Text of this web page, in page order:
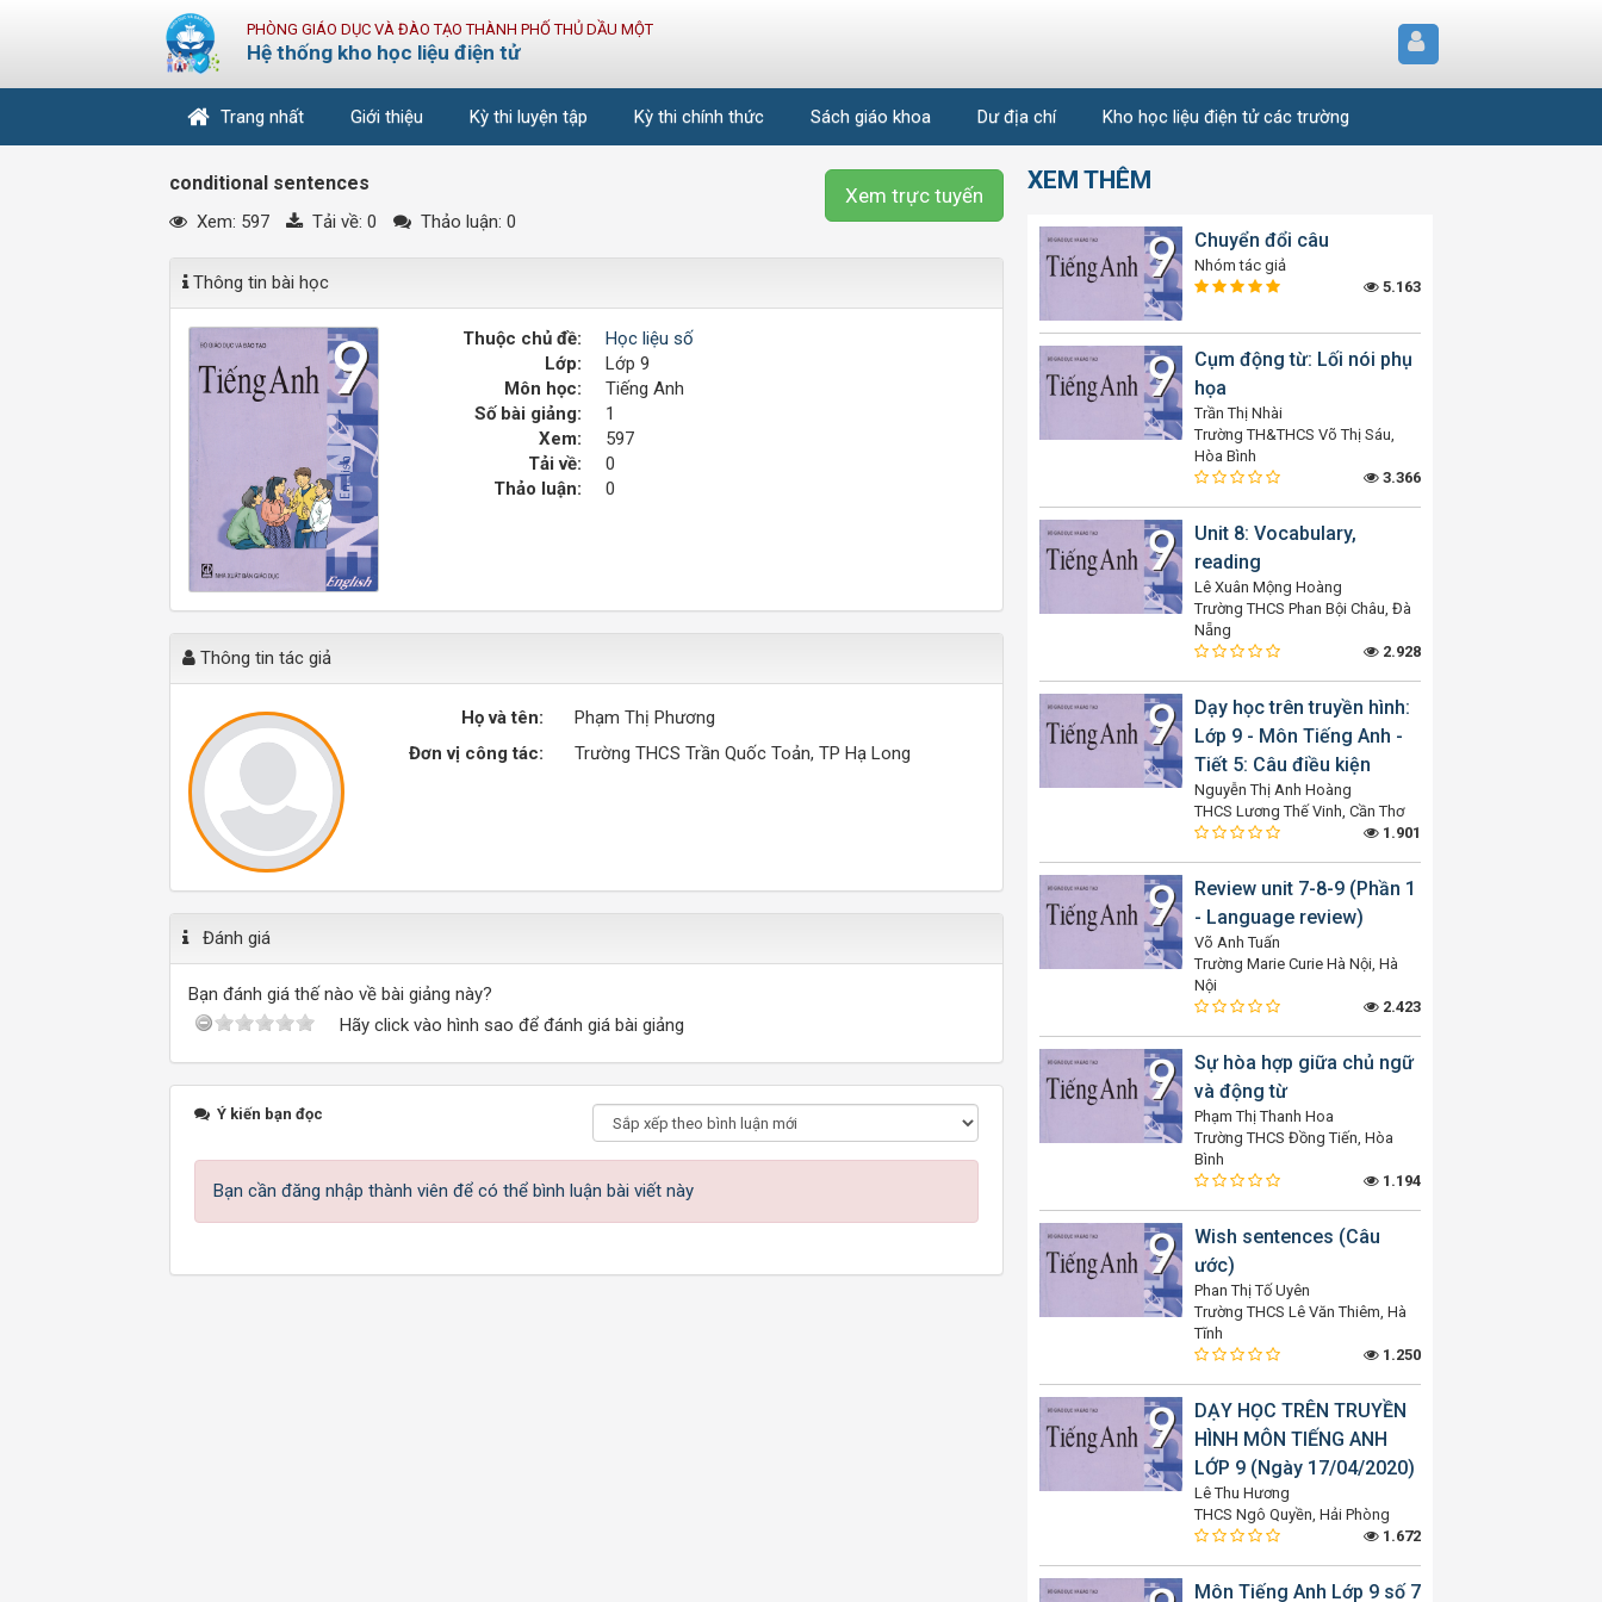
PHÒNG GIÁO DỤC VÀ ĐÀO TẠO THÀNH PHỐ THỦ DẦU MỘT
Hệ thống kho học liệu điện tử
Trang nhất Giới thiệu Kỳ thi luyện tập Kỳ thi chính thức Sách giáo khoa Dư địa chí Kho học liệu điện tử các trường
Xem trực tuyến
conditional sentences
Xem: 597 Tải về: 0 Thảo luận: 0
Thông tin bài học
Thuộc chủ đề:
Học liệu số
Lớp:
Lớp 9
Môn học:
Tiếng Anh
Số bài giảng:
1
Xem:
597
Tải về:
0
Thảo luận:
0
Thông tin tác giả
Họ và tên:
Phạm Thị Phương
Đơn vị công tác:
Trường THCS Trần Quốc Toản, TP Hạ Long
Đánh giá
Bạn đánh giá thế nào về bài giảng này?
Hãy click vào hình sao để đánh giá bài giảng
Ý kiến bạn đọc
Bạn cần đăng nhập thành viên để có thể bình luận bài viết này
XEM THÊM
Chuyển đổi câu
Nhóm tác giả
5.163
Cụm động từ: Lối nói phụ
họa
Trần Thị Nhài
Trường TH&THCS Võ Thị Sáu,
Hòa Bình
3.366
Unit 8: Vocabulary,
reading
Lê Xuân Mộng Hoàng
Trường THCS Phan Bội Châu, Đà
Nẵng
2.928
Dạy học trên truyền hình:
Lớp 9 - Môn Tiếng Anh -
Tiết 5: Câu điều kiện
Nguyễn Thị Anh Hoàng
THCS Lương Thế Vinh, Cần Thơ
1.901
Review unit 7-8-9 (Phần 1
- Language review)
Võ Anh Tuấn
Trường Marie Curie Hà Nội, Hà
Nội
2.423
Sự hòa hợp giữa chủ ngữ
và động từ
Phạm Thị Thanh Hoa
Trường THCS Đồng Tiến, Hòa
Bình
1.194
Wish sentences (Câu
ước)
Phan Thị Tố Uyên
Trường THCS Lê Văn Thiêm, Hà
Tĩnh
1.250
DẠY HỌC TRÊN TRUYỀN
HÌNH MÔN TIẾNG ANH
LỚP 9 (Ngày 17/04/2020)
Lê Thu Hương
THCS Ngô Quyền, Hải Phòng
1.672
Môn Tiếng Anh Lớp 9 số 7